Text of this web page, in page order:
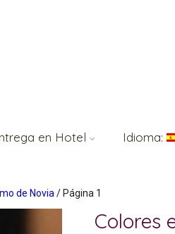
en Hotel Idioma:
de Novia / Página 1
Colores